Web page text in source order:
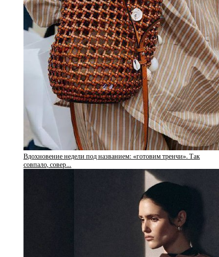
Вдохновение недели под названием: «готовим тренчи». Так
совпало, совер…